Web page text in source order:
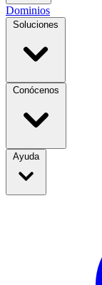
Dominios
Soluciones
Conócenos
Ayuda